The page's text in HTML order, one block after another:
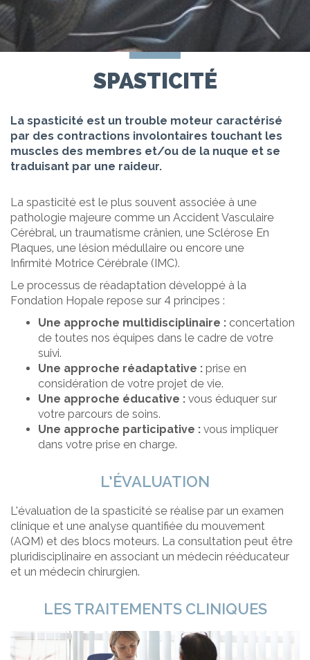
SPASTICITÉ
La spasticité est un trouble moteur caractérisé
par des contractions involontaires touchant les
muscles des membres et/ou de la nuque et se
traduisant par une raideur.
La spasticité est le plus souvent associée à une
pathologie majeure comme un Accident Vasculaire
Cérébral, un traumatisme crânien, une Sclérose En
Plaques, une lésion médullaire ou encore une
Infirmité Motrice Cérébrale (IMC).
Le processus de réadaptation développé à la
Fondation Hopale repose sur 4 principes :
Une approche multidisciplinaire : concertation
de toutes nos équipes dans le cadre de votre
suivi.
Une approche réadaptative : prise en
considération de votre projet de vie.
Une approche éducative : vous éduquer sur
votre parcours de soins.
Une approche participative : vous impliquer
dans votre prise en charge.
L’ÉVALUATION
L’évaluation de la spasticité se réalise par un examen
clinique et une analyse quantifiée du mouvement
(AQM) et des blocs moteurs. La consultation peut être
pluridisciplinaire en associant un médecin rééducateur
et un médecin chirurgien.
LES TRAITEMENTS CLINIQUES